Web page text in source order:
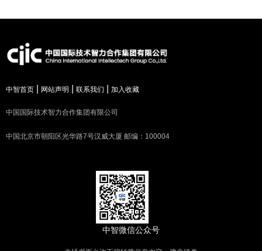
中智首页 网站声明 联系我们 加入收藏
中国国际技术智力合作集团有限公司
中国北京市朝阳区光华路7号汉威大厦 邮编：100004
中智微信公众号